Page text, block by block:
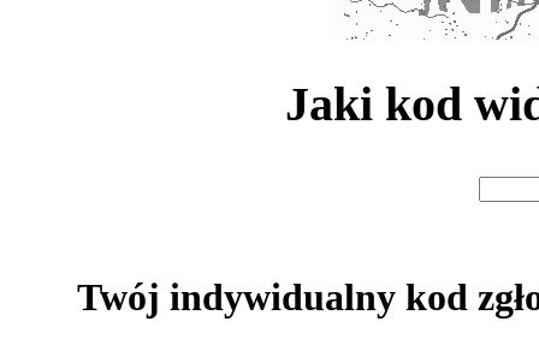
Jaki kod
Twój indywidualny kod